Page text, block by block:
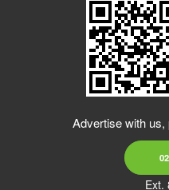
Advertise with
Ext.